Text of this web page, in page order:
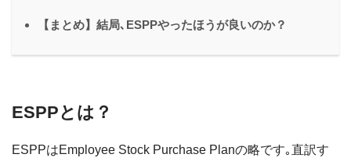
【まとめ】結局､ESPPやったほうが良いのか？
ESPPとは？
ESPPはEmployee Stock Purchase Planの略です｡直訳す